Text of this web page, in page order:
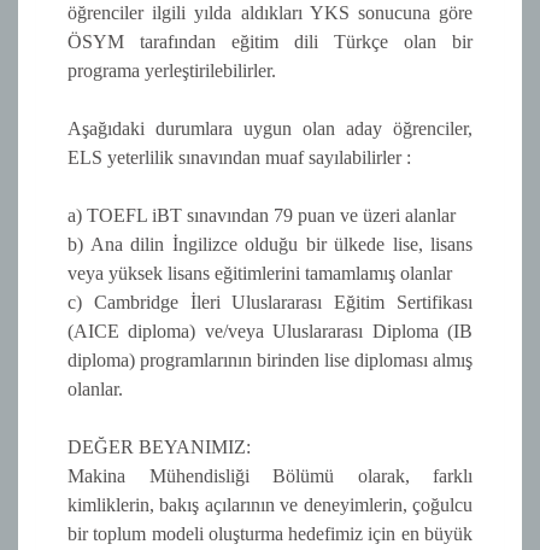
öğrenciler ilgili yılda aldıkları YKS sonucuna göre
ÖSYM tarafından eğitim dili Türkçe olan bir
programa yerleştirilebilirler.
Aşağıdaki durumlara uygun olan aday öğrenciler,
ELS yeterlilik sınavından muaf sayılabilirler :
a) TOEFL iBT sınavından 79 puan ve üzeri alanlar
b) Ana dilin İngilizce olduğu bir ülkede lise, lisans
veya yüksek lisans eğitimlerini tamamlamış olanlar
c) Cambridge İleri Uluslararası Eğitim Sertifikası
(AICE diploma) ve/veya Uluslararası Diploma (IB
diploma) programlarının birinden lise diploması almış
olanlar.
DEĞER BEYANIMIZ:
Makina Mühendisliği Bölümü olarak, farklı
kimliklerin, bakış açılarının ve deneyimlerin, çoğulcu
bir toplum modeli oluşturma hedefimiz için en büyük